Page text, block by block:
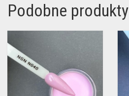
Podobne produkty